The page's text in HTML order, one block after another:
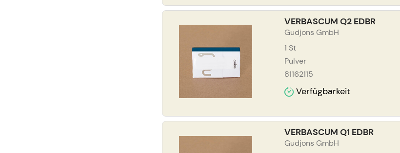
VERBASCUM Q2 EDBR
Gudjons GmbH
1 St
Pulver
81162115
Verfügbarkeit
VERBASCUM Q1 EDBR
Gudjons GmbH